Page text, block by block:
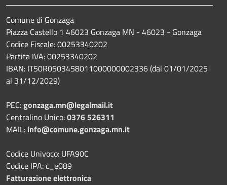
Comune di Gonzaga
Piazza Castello 1 46023 Gonzaga MN - 46023 - Gonzaga
Codice Fiscale: 00253340202
Partita IVA: 00253340202
IBAN: IT50R0503458011000000002336 (dal 01/01/2025
al 31/12/2029)
PEC:gonzaga.mn@legalmail.it
Centralino Unico:0376 526311
MAIL: info@comune.gonzaga.mn.it
Codice Univoco: UFA90C
Codice IPA: c_e089
Fatturazione elettronica